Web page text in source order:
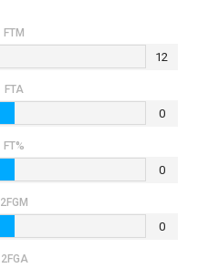
FTM
12
FTA
0
FT%
0
2FGM
0
2FGA